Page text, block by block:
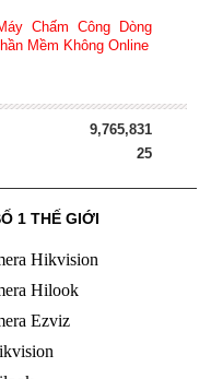
Chấm Công Dòng
Mềm Không Online
9,765,831
25
1 THẾ GIỚI
Hikvision
Hilook
Ezviz